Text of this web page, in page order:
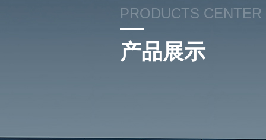
PRODUCTS CENTER
产品展示